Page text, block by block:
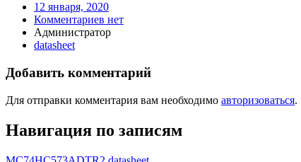
12 января, 2020
Комментариев нет
Администратор
datasheet
Добавить комментарий
Для отправки комментария вам необходимо авторизоваться.
Навигация по записям